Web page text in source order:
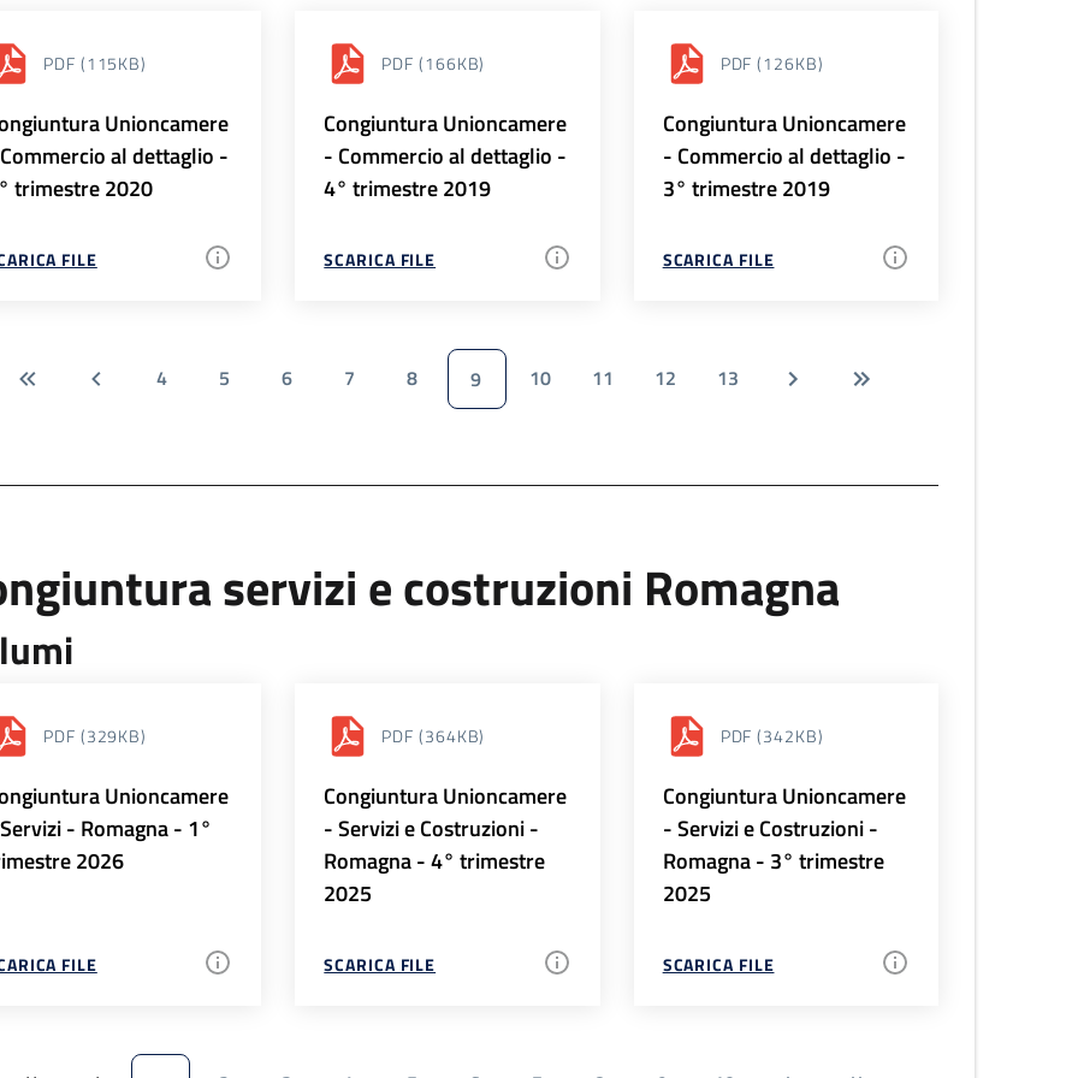
PDF (115KB)
Unioncamere
al dettaglio -
trimestre 2020
FILE
PDF (166KB)
Congiuntura Unioncamere
- Commercio al dettaglio -
4° trimestre 2019
SCARICA FILE
PDF (126KB)
Congiuntura Unioncamere
- Commercio al dettaglio -
3° trimestre 2019
SCARICA FILE
4 5 6 7 8 9 10 11 12 13
servizi e costruzioni Romagna
PDF (329KB)
Unioncamere
- Romagna - 1°
2026
FILE
PDF (364KB)
Congiuntura Unioncamere
- Servizi e Costruzioni -
Romagna - 4° trimestre
2025
SCARICA FILE
PDF (342KB)
Congiuntura Unioncamere
- Servizi e Costruzioni -
Romagna - 3° trimestre
2025
SCARICA FILE